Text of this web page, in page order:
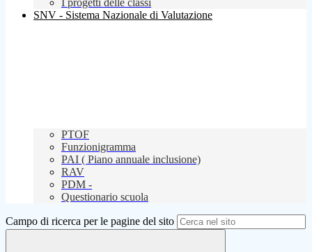
I progetti delle classi
SNV - Sistema Nazionale di Valutazione
PTOF
Funzionigramma
PAI ( Piano annuale inclusione)
RAV
PDM -
Questionario scuola
Campo di ricerca per le pagine del sito